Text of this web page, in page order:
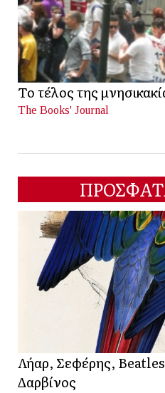
Το τέλος της
The Books' Journal
Λήαρ, Σεφέρης,
Δαρβίνος